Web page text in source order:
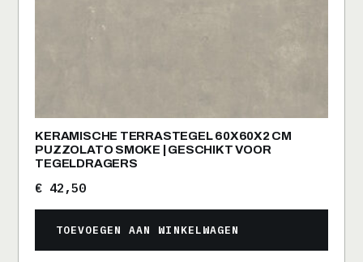
KERAMISCHE TERRASTEGEL 60X60X2 CM
PUZZOLATO SMOKE | GESCHIKT VOOR
TEGELDRAGERS
€ 42,50
TOEVOEGEN AAN WINKELWAGEN